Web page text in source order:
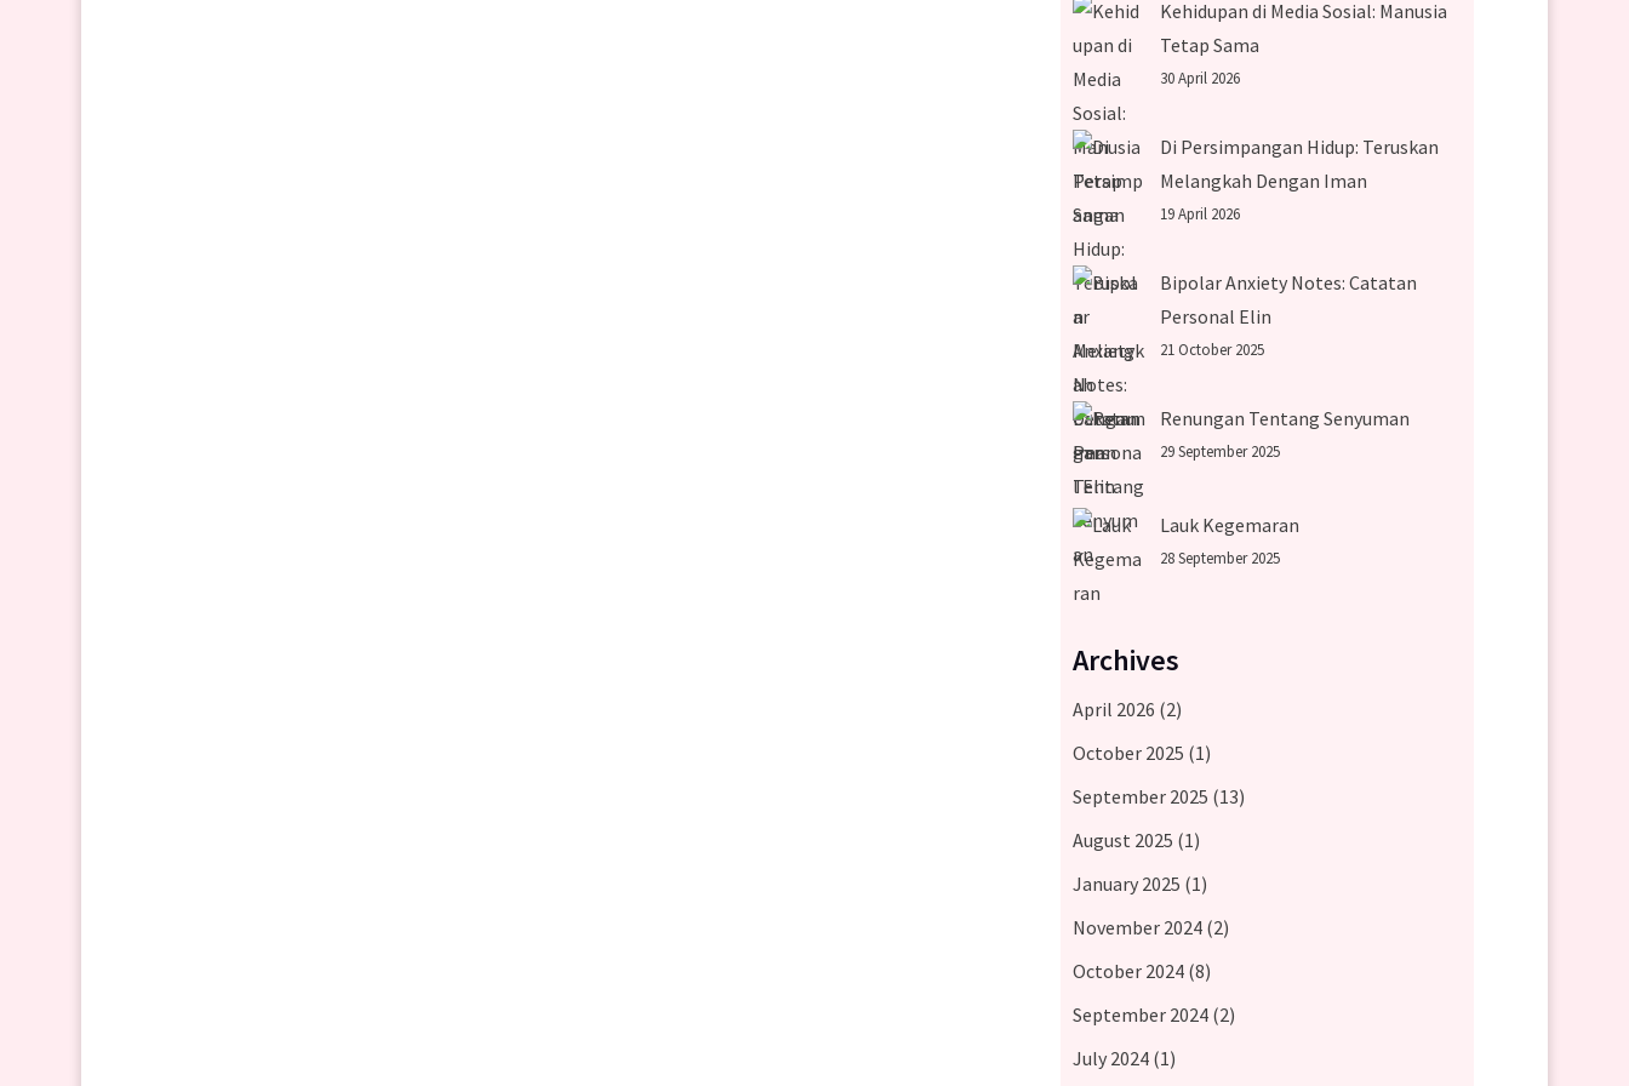
Kehidupan di Media Sosial: Manusia
Tetap Sama
30 April 2026
Di Persimpangan Hidup: Teruskan
Melangkah Dengan Iman
19 April 2026
Bipolar Anxiety Notes: Catatan
Personal Elin
21 October 2025
Renungan Tentang Senyuman
29 September 2025
Lauk Kegemaran
28 September 2025
Archives
April 2026 (2)
October 2025 (1)
September 2025 (13)
August 2025 (1)
January 2025 (1)
November 2024 (2)
October 2024 (8)
September 2024 (2)
July 2024 (1)